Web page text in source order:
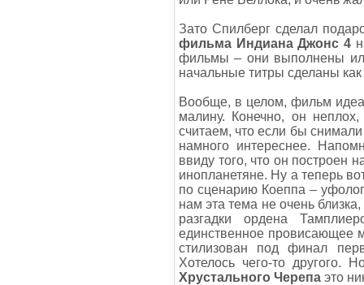
Зато Спилберг сделал
фильма Индиана Джонс 4
фильмы – они выполнены
начальные титры сделаны
Вообще, в целом, фильм
малину. Конечно, он
считаем, что если бы
намного интереснее.
ввиду того, что он построен
инопланетяне. Ну а теперь
по сценарию Коеппа –
нам эта тема не очень
разгадки ордена
единственное провисающее
стилизован под финал
Хотелось чего-то другого.
Хрустального Черепа это